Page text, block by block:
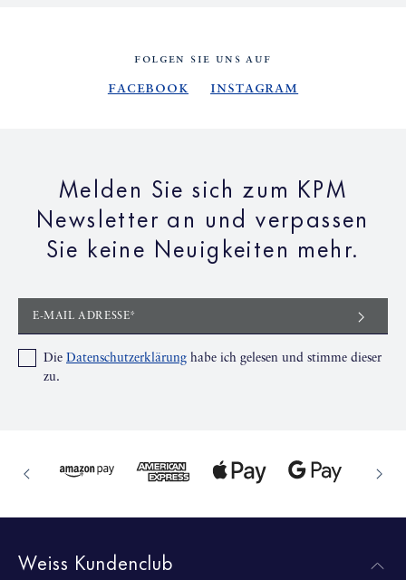
FOLGEN SIE UNS AUF
Facebook Instagram
Melden Sie sich zum KPM
Newsletter an und verpassen
Sie keine Neuigkeiten mehr.
E-MAIL ADRESSE*
Die Datenschutzerklärung habe ich gelesen und stimme dieser
zu.
Weiss Kundenclub